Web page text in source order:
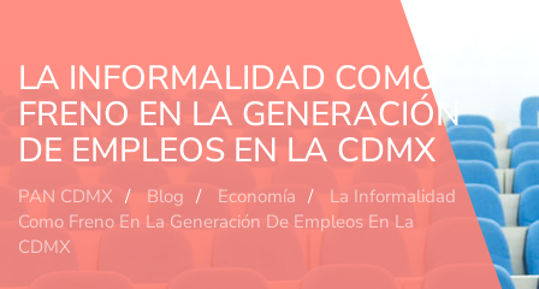
LA INFORMALIDAD COMO
FRENO EN LA GENERACIÓN
DE EMPLEOS EN LA CDMX
PAN CDMX Blog Economía
La Informalidad
Como Freno En La Generación De Empleos En La
CDMX